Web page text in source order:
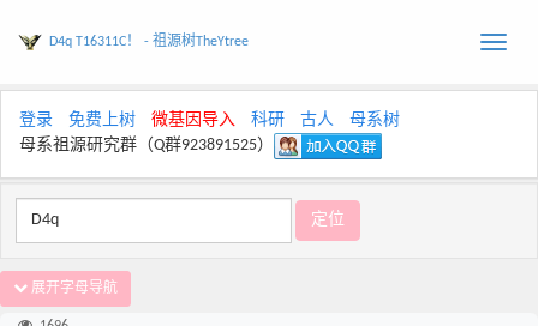
Toggle
D4q T16311C！ - 祖源树TheYtree
登录 免费上树 微基因导入 科研 古人
母系树
母系祖源研究群（Q群923891525）
展开字母导航